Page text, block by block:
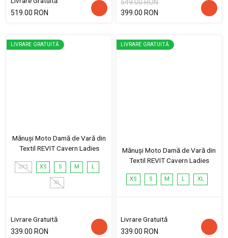
519.00 RON
549.00 RON
399.00 RON
LIVRARE GRATUITĂ
Mănuși Moto Damă de Vară din
Textil REVIT Cavern Ladies
2XS XS S M L
XL
Livrare Gratuită
339.00 RON
LIVRARE GRATUITĂ
Mănuși Moto Damă de Vară din
Textil REVIT Cavern Ladies
XS S M L XL
Livrare Gratuită
339.00 RON